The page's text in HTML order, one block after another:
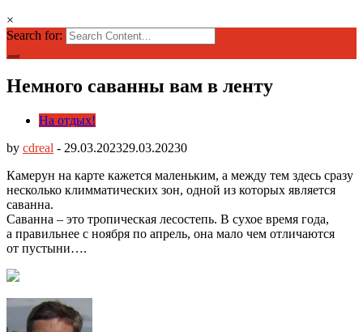
×
Search for:
Немного саванны вам в ленту
На отдых!
by cdreal - 29.03.202329.03.20230
Камерун на карте кажется маленьким, а между тем здесь сразу
несколько климматических зон, одной из которых является
саванна.
Саванна – это тропическая лесостепь. В сухое время года,
а правильнее с ноября по апрель, она мало чем отличаются
от пустыни….